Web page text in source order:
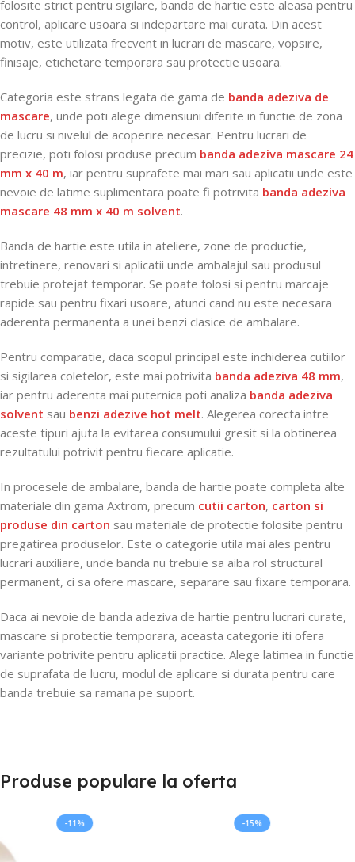
folosite strict pentru sigilare, banda de hartie este aleasa pentru
control, aplicare usoara si indepartare mai curata. Din acest
motiv, este utilizata frecvent in lucrari de mascare, vopsire,
finisaje, etichetare temporara sau protectie usoara.
Categoria este strans legata de gama de banda adeziva de
mascare, unde poti alege dimensiuni diferite in functie de zona
de lucru si nivelul de acoperire necesar. Pentru lucrari de
precizie, poti folosi produse precum banda adeziva mascare 24
mm x 40 m, iar pentru suprafete mai mari sau aplicatii unde este
nevoie de latime suplimentara poate fi potrivita banda adeziva
mascare 48 mm x 40 m solvent.
Banda de hartie este utila in ateliere, zone de productie,
intretinere, renovari si aplicatii unde ambalajul sau produsul
trebuie protejat temporar. Se poate folosi si pentru marcaje
rapide sau pentru fixari usoare, atunci cand nu este necesara
aderenta permanenta a unei benzi clasice de ambalare.
Pentru comparatie, daca scopul principal este inchiderea cutiilor
si sigilarea coletelor, este mai potrivita banda adeziva 48 mm,
iar pentru aderenta mai puternica poti analiza banda adeziva
solvent sau benzi adezive hot melt. Alegerea corecta intre
aceste tipuri ajuta la evitarea consumului gresit si la obtinerea
rezultatului potrivit pentru fiecare aplicatie.
In procesele de ambalare, banda de hartie poate completa alte
materiale din gama Axtrom, precum cutii carton, carton si
produse din carton sau materiale de protectie folosite pentru
pregatirea produselor. Este o categorie utila mai ales pentru
lucrari auxiliare, unde banda nu trebuie sa aiba rol structural
permanent, ci sa ofere mascare, separare sau fixare temporara.
Daca ai nevoie de banda adeziva de hartie pentru lucrari curate,
mascare si protectie temporara, aceasta categorie iti ofera
variante potrivite pentru aplicatii practice. Alege latimea in functie
de suprafata de lucru, modul de aplicare si durata pentru care
banda trebuie sa ramana pe suport.
Produse populare la oferta